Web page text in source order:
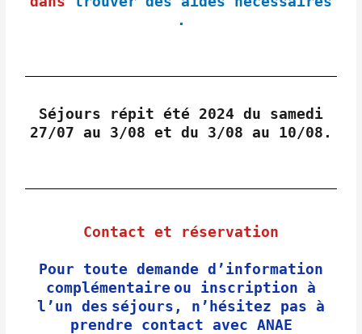
.
Séjours répit été 2024 du samedi
27/07 au 3/08 et du 3/08 au 10/08.
Contact et réservation
Pour toute demande d’information
complémentaire ou inscription à
l’un des séjours , n’hésitez pas à
prendre contact avec ANAE